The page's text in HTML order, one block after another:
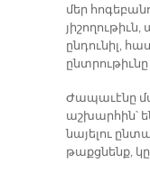
մեր
ընդունիլ,
Ժապաւէնը
աշխարհին՝
նայելու
թաքցնենք,